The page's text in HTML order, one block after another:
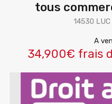
tous
14530 LUC
A
34,900€ frais